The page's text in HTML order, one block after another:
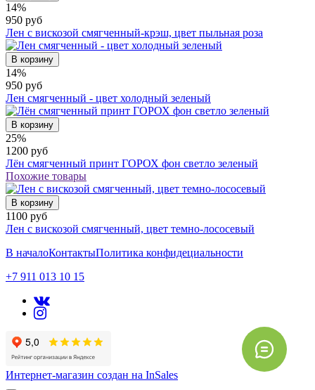
14%
950 руб
Лен с вискозой смягченный-крэш, цвет пыльная роза
В корзину
14%
950 руб
Лен смягченный - цвет холодный зеленый
В корзину
25%
1200 руб
Лён смягченный принт ГОРОХ фон светло зеленый
Похожие товары
В корзину
1100 руб
Лен с вискозой смягченный, цвет темно-лососевый
В началоКонтактыПолитика конфидециальности
+7 911 013 10 15
Интернет-магазин создан на InSales